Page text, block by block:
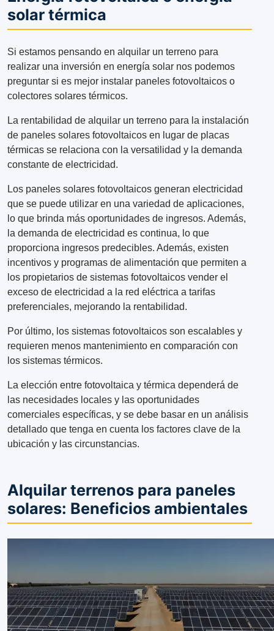
solar térmica
Si estamos pensando en alquilar un terreno para
realizar una inversión en energía solar nos podemos
preguntar si es mejor instalar paneles fotovoltaicos o
colectores solares térmicos.
La rentabilidad de alquilar un terreno para la instalación
de paneles solares fotovoltaicos en lugar de placas
térmicas se relaciona con la versatilidad y la demanda
constante de electricidad.
Los paneles solares fotovoltaicos generan electricidad
que se puede utilizar en una variedad de aplicaciones,
lo que brinda más oportunidades de ingresos. Además,
la demanda de electricidad es continua, lo que
proporciona ingresos predecibles. Además, existen
incentivos y programas de alimentación que permiten a
los propietarios de sistemas fotovoltaicos vender el
exceso de electricidad a la red eléctrica a tarifas
preferenciales, mejorando la rentabilidad.
Por último, los sistemas fotovoltaicos son escalables y
requieren menos mantenimiento en comparación con
los sistemas térmicos.
La elección entre fotovoltaica y térmica dependerá de
las necesidades locales y las oportunidades
comerciales específicas, y se debe basar en un análisis
detallado que tenga en cuenta los factores clave de la
ubicación y las circunstancias.
Alquilar terrenos para paneles
solares: Beneficios ambientales